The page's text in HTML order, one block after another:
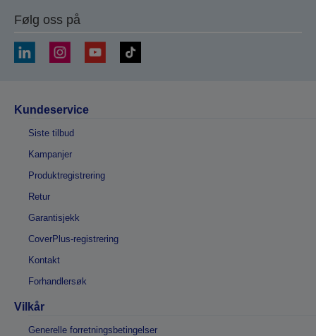
Følg oss på
Kundeservice
Siste tilbud
Kampanjer
Produktregistrering
Retur
Garantisjekk
CoverPlus-registrering
Kontakt
Forhandlersøk
Vilkår
Generelle forretningsbetingelser